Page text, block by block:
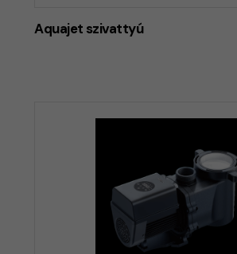
Aquajet szivattyú